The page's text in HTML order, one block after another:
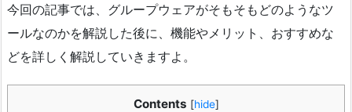
今回の記事では、グループウェアがそもそもどのようなツ
ールなのかを解説した後に、機能やメリット、おすすめな
どを詳しく解説していきますよ。
Contents [hide]